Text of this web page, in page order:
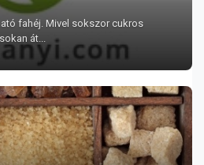
fahéj. Mivel sokszor cukros
át...